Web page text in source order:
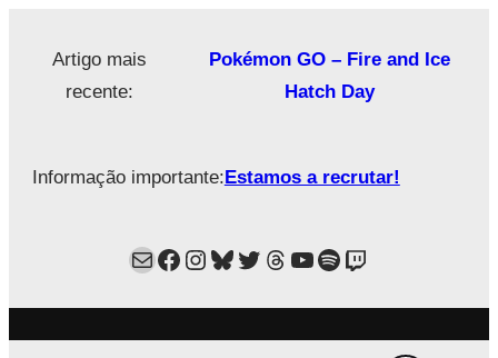
Artigo mais
recente:
Pokémon GO – Fire and Ice
Hatch Day
Informação importante:Estamos a recrutar!
MailFacebook
Instagram
Bluesky
Twitter
Estamos no Threads!
YouTube
Spotify
Twitch